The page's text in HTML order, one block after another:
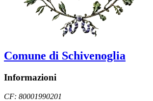
Comune di Schivenoglia
Informazioni
CF: 80001990201